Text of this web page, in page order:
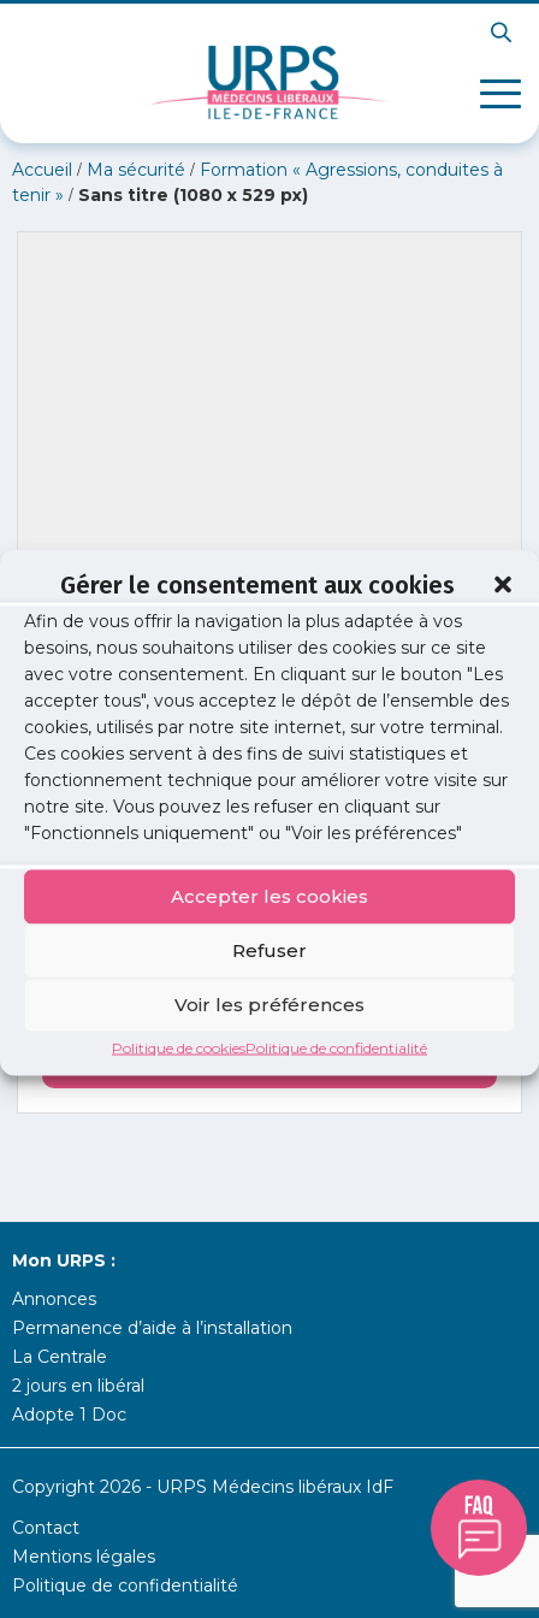
Gérer le consentement aux cookies
Afin de vous offrir la navigation la plus adaptée à vos
besoins, nous souhaitons utiliser des cookies sur ce site
avec votre consentement. En cliquant sur le bouton "Les
accepter tous", vous acceptez le dépôt de l’ensemble des
cookies, utilisés par notre site internet, sur votre terminal.
Ces cookies servent à des fins de suivi statistiques et
fonctionnement technique pour améliorer votre visite sur
notre site. Vous pouvez les refuser en cliquant sur
"Fonctionnels uniquement" ou "Voir les préférences"
Accepter les cookies
Refuser
Voir les préférences
Politique de cookiesPolitique de confidentialité
Accueil / Ma sécurité / Formation « Agressions, conduites à
tenir » / Sans titre (1080 x 529 px)
Sans titre (1080 x 529 px)
Publié le : 23 décembre 2024
Partager cet article :
annonces
Mon URPS :
Annonces
Permanence d’aide à l’installation
La Centrale
2 jours en libéral
Adopte 1 Doc
Copyright 2026 - URPS Médecins libéraux IdF
Contact
Mentions légales
Politique de confidentialité